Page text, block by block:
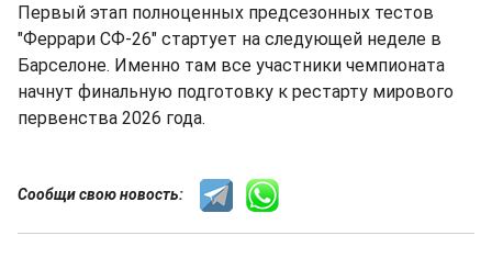
Первый этап полноценных предсезонных тестов
"Феррари СФ-26" стартует на следующей неделе в
Барселоне. Именно там все участники чемпионата
начнут финальную подготовку к рестарту мирового
первенства 2026 года.
Сообщи свою новость: